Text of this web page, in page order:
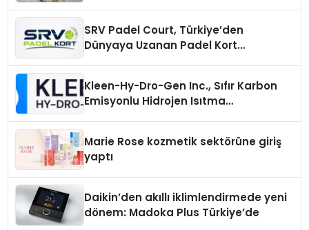
SRV Padel Court, Türkiye’den
Dünyaya Uzanan Padel Kort
Kleen-Hy-Dro-Gen Inc., Sıfır Karbon
Emisyonlu Hidrojen Isıtma
Marie Rose kozmetik sektörüne giriş
yaptı
Daikin’den akıllı iklimlendirmede yeni
dönem: Madoka Plus Türkiye’de